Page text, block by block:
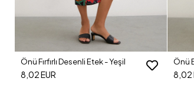
Önü Fırfırlı Desenli Etek - Yeşil
8,02 EUR
Önü
8,02